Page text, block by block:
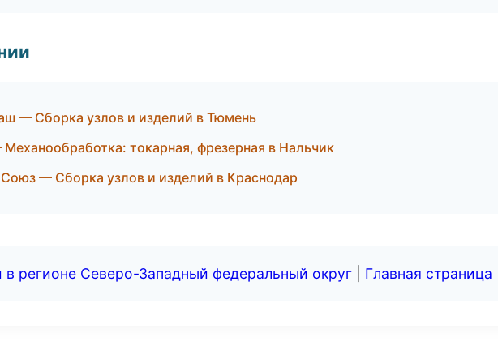
— Сборка узлов и изделий в Тюмень
токарная, фрезерная в Нальчик
— Сборка узлов и изделий в Краснодар
в регионе Северо-Западный федеральный округ Главная страница